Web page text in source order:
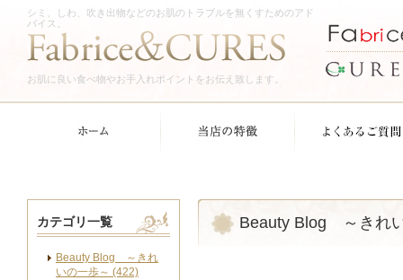
シミ、しわ、吹き出物などのお肌のトラブルを無くすためのアド
バイス。
お肌に良い食べ物やお手入れポイントをお伝え致します。
Beauty Blog ～きれ
カテゴリ一覧
Beauty Blog ～きれ
いの一歩～ (422)